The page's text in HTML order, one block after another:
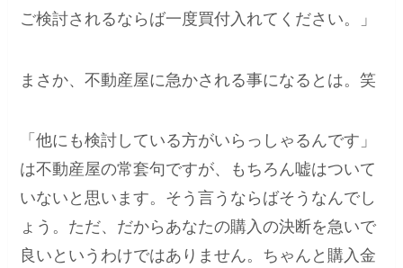
ご検討されるならば一度買付入れてください。」
まさか、不動産屋に急かされる事になるとは。笑
「他にも検討している方がいらっしゃるんです」
は不動産屋の常套句ですが、もちろん嘘はついて
いないと思います。そう言うならばそうなんでし
ょう。ただ、だからあなたの購入の決断を急いで
良いというわけではありません。ちゃんと購入金